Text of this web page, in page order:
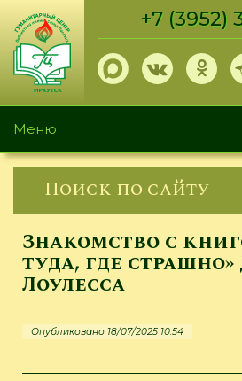
Перейти
основному
содержанию
+7 (3952)
Меню
Поиск по сайту
Знакомство с
туда, где
Лоулесса
Опубликовано 18/07/2025 10:54